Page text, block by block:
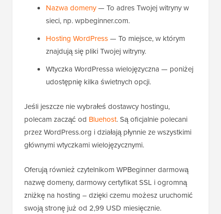
Nazwa domeny— To adres Twojej witryny w
sieci, np. wpbeginner.com.
Hosting WordPress— To miejsce, w którym
znajdują się pliki Twojej witryny.
Wtyczka WordPressa wielojęzyczna — poniżej
udostępnię kilka świetnych opcji.
Jeśli jeszcze nie wybrałeś dostawcy hostingu,
polecam zacząć od Bluehost. Są oficjalnie polecani
przez WordPress.org i działają płynnie ze wszystkimi
głównymi wtyczkami wielojęzycznymi.
Oferują również czytelnikom WPBeginner darmową
nazwę domeny, darmowy certyfikat SSL i ogromną
zniżkę na hosting – dzięki czemu możesz uruchomić
swoją stronę już od 2,99 USD miesięcznie.